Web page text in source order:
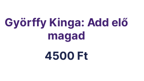
Györffy Kinga: Add elő
magad
4500 Ft